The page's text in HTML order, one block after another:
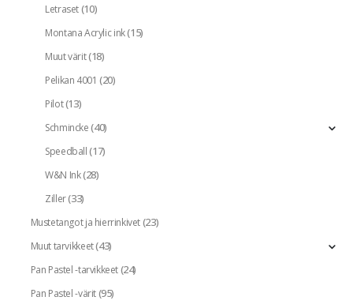
Letraset(10)
Montana Acrylic ink(15)
Muut värit(18)
Pelikan 4001 (20)
Pilot(13)
Schmincke(40)
Speedball(17)
W&N Ink(28)
Ziller(33)
Mustetangot ja hierrinkivet(23)
Muut tarvikkeet(43)
Pan Pastel -tarvikkeet(24)
Pan Pastel -värit(95)